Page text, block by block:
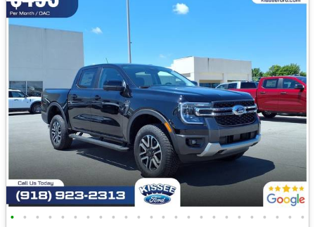
• • • • • • • • • • • • • • • • • • • • • • • •